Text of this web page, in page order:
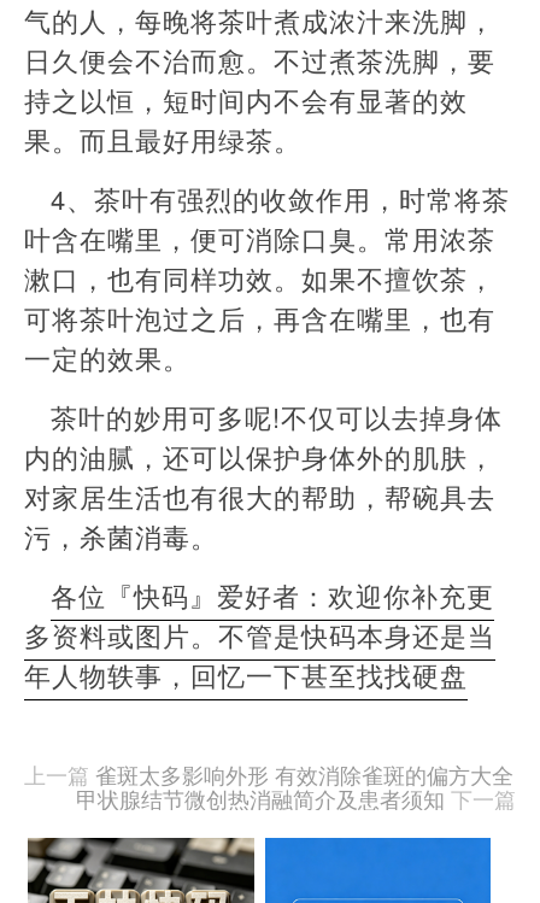
气的人，每晚将茶叶煮成浓汁来洗脚，
日久便会不治而愈。不过煮茶洗脚，要
持之以恒，短时间内不会有显著的效
果。而且最好用绿茶。
4、茶叶有强烈的收敛作用，时常将茶
叶含在嘴里，便可消除口臭。常用浓茶
漱口，也有同样功效。如果不擅饮茶，
可将茶叶泡过之后，再含在嘴里，也有
一定的效果。
茶叶的妙用可多呢!不仅可以去掉身体
内的油腻，还可以保护身体外的肌肤，
对家居生活也有很大的帮助，帮碗具去
污，杀菌消毒。
各位『快码』爱好者：欢迎你补充更
多资料或图片。不管是快码本身还是当
年人物轶事，回忆一下甚至找找硬盘
由
羊
喜
于
09-
上一篇 雀斑太多影响外形 有效消除雀斑的偏方大全
甲状腺结节微创热消融简介及患者须知 下一篇
相
关